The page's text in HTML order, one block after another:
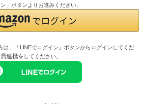
」ボタンよりお進みください。
は、「LINEでログイン」ボタンからログインしてくだ
連携をしてください。